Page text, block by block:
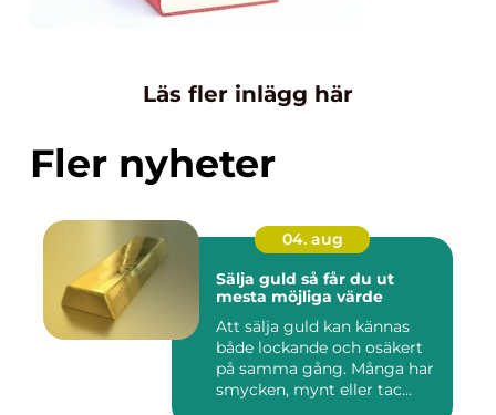
Läs fler inlägg här
Fler nyheter
04. aug
Sälja guld så får du ut
mesta möjliga värde
Att sälja guld kan kännas
både lockande och osäkert
på samma gång. Många har
smycken, mynt eller tac...